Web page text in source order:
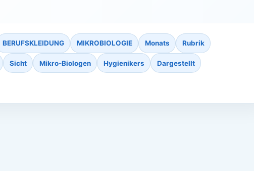
BERUFSKLEIDUNG MIKROBIOLOGIE Monats Rubrik
Sicht Mikro-Biologen Hygienikers Dargestellt